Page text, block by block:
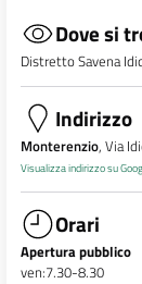
Dove si
Distretto Savena
Indirizzo
Monterenzio, Via
Visualizza indirizzo su
Orari
Apertura pubblico
ven:7.30-8.30